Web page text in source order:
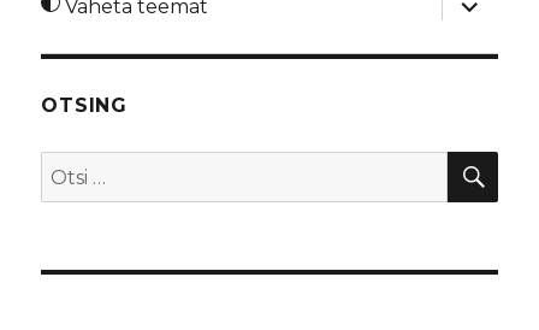
Vaheta teemat
OTSING
Otsi: